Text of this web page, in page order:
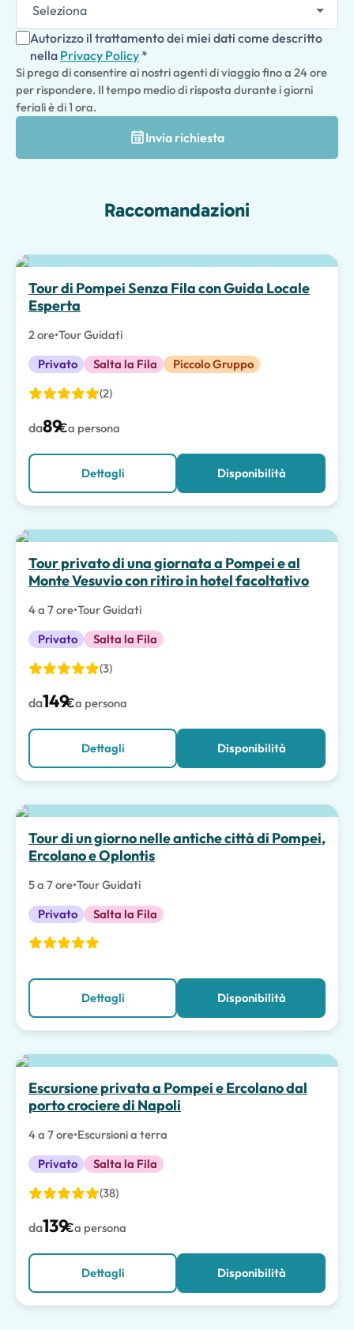
Autorizzo il trattamento dei miei dati come descritto
nella Privacy Policy *
Si prega di consentire ai nostri agenti di viaggio fino a 24 ore
per rispondere. Il tempo medio di risposta durante i giorni
feriali è di 1 ora.
Invia richiesta
Raccomandazioni
Scelta migliore
Tour di Pompei Senza Fila con Guida Locale
Esperta
2 ore•Tour Guidati
Privato
Salta la Fila
Piccolo Gruppo
(2)
da89€a persona
Dettagli Disponibilità
Tour privato di una giornata a Pompei e al
Monte Vesuvio con ritiro in hotel facoltativo
4 a 7 ore•Tour Guidati
Privato
Salta la Fila
(3)
da149€a persona
Dettagli Disponibilità
Tour di un giorno nelle antiche città di Pompei,
Ercolano e Oplontis
5 a 7 ore•Tour Guidati
Privato
Salta la Fila
Dettagli Disponibilità
Escursione privata a Pompei e Ercolano dal
porto crociere di Napoli
4 a 7 ore•Escursioni a terra
Privato
Salta la Fila
(38)
da139€a persona
Dettagli Disponibilità